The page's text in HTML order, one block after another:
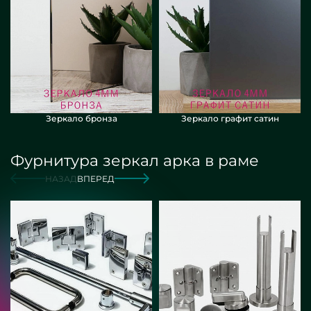
Зеркало бронза Зеркало графит сатин
Фурнитура зеркал арка в раме
НАЗАД ВПЕРЕД